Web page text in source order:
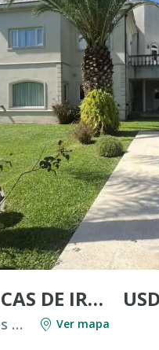
CASA EN VENTA, FINCAS DE IRAOLA
Venta en Countries y Barrios Cerrados en Berazategui Ver mapa